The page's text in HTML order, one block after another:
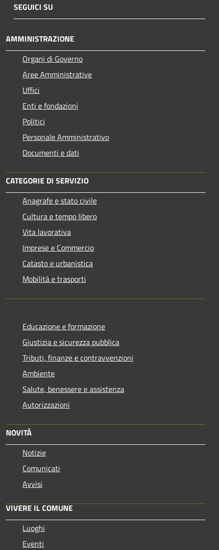
SEGUICI SU
AMMINISTRAZIONE
Organi di Governo
Aree Amministrative
Uffici
Enti e fondazioni
Politici
Personale Amministrativo
Documenti e dati
CATEGORIE DI SERVIZIO
Anagrafe e stato civile
Cultura e tempo libero
Vita lavorativa
Imprese e Commercio
Catasto e urbanistica
Mobilità e trasporti
Educazione e formazione
Giustizia e sicurezza pubblica
Tributi, finanze e contravvenzioni
Ambiente
Salute, benessere e assistenza
Autorizzazioni
NOVITÀ
Notizie
Comunicati
Avvisi
VIVERE IL COMUNE
Luoghi
Eventi